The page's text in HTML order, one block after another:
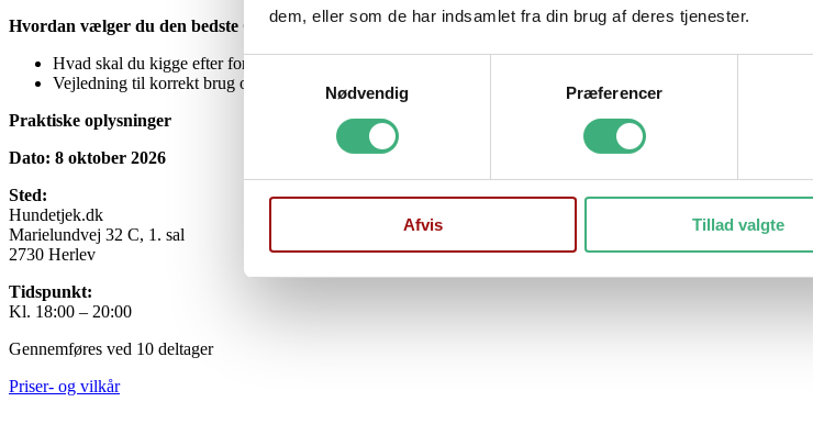
dem, eller som de har indsamlet fra din brug af deres tjenester.
Samtykkevalg
Nødvendig
Præferencer
Afvis Tillad valgte
Hvordan vælger du den bedste CBD-olie?
Hvad skal du kigge efter for at sikre kvalitet?
Vejledning til korrekt brug og dosering
Praktiske oplysninger
Dato: 8 oktober 2026
Sted:
Hundetjek.dk
Marielundvej 32 C, 1. sal
2730 Herlev
Tidspunkt:
Kl. 18:00 – 20:00
Gennemføres ved 10 deltager
Priser- og vilkår